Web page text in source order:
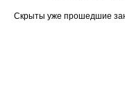
Скрыты уже прошедшие